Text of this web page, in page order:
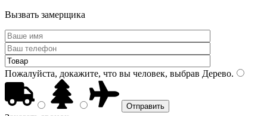
Вызвать замерщика
Пожалуйста, докажите, что вы человек, выбрав Дерево.